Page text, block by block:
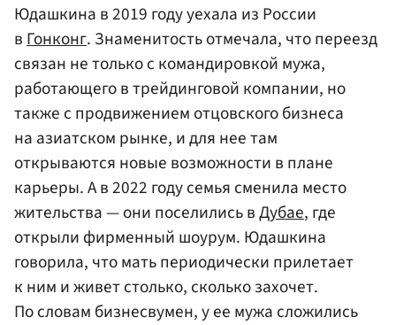
Юдашкина в 2019 году уехала из России
вГонконг. Знаменитость отмечала, что переезд
связан не только с командировкой мужа,
работающего в трейдинговой компании, но
также с продвижением отцовского бизнеса
на азиатском рынке, и для нее там
открываются новые возможности в плане
карьеры. А в 2022 году семья сменила место
жительства — они поселились вДубае, где
открыли фирменный шоурум. Юдашкина
говорила, что мать периодически прилетает
к ним и живет столько, сколько захочет.
По словам бизнесвумен, у ее мужа сложились